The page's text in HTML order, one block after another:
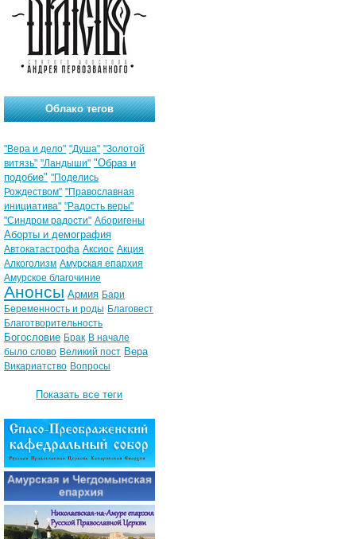
Облако тегов
"Вера и дело" "Душа" "Золотой
витязь" "Ландыши" "Образ и
подобие" "Поделись
Рождеством" "Православная
инициатива" "Радость веры"
"Синдром радости" Аборигены
Аборты и демография
Автокатастрофа Аксиос Акция
Алкоголизм Амурская епархия
Амурское благочиние
Анонсы Армия Бари
Беременность и роды Благовест
Благотворительность
Богословие Брак В начале
было слово Великий пост Вера
Викариатство Вопросы
Показать все теги